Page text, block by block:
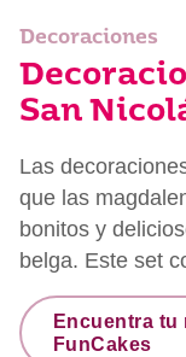
Decoraciones
San
Las
que las
bonitos y
belga. Este set
Encuentra
FunCakes